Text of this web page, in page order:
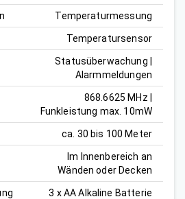
Temperaturmessung
Temperatursensor
Statusüberwachung |
Alarmmeldungen
868.6625 MHz |
Funkleistung max. 10mW
ca. 30 bis 100 Meter
Im Innenbereich an
Wänden oder Decken
3 x AA Alkaline Batterie